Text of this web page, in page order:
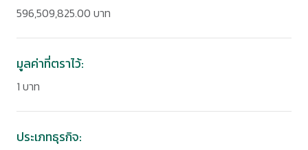
596,509,825.00 บาท
มูลค่าที่ตราไว้:
1 บาท
ประเภทธุรกิจ: